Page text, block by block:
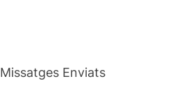
Missatges Enviats